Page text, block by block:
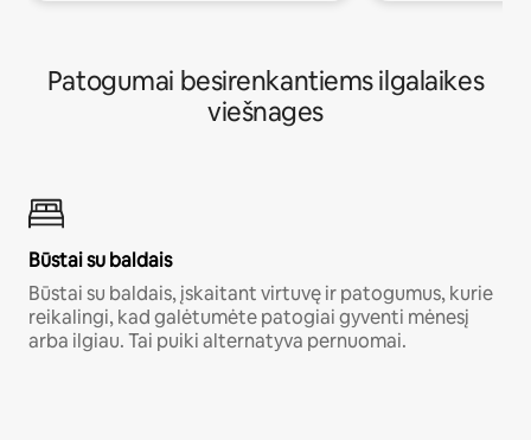
Patogumai besirenkantiems ilgalaikes
viešnages
Būstai su baldais
Būstai su baldais, įskaitant virtuvę ir patogumus, kurie
reikalingi, kad galėtumėte patogiai gyventi mėnesį
arba ilgiau. Tai puiki alternatyva pernuomai.